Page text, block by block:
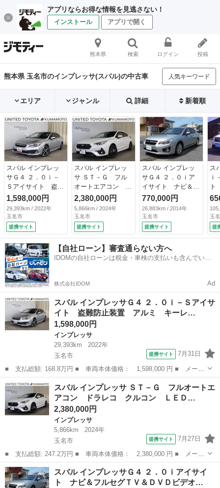
アプリならお得な情報を見逃さない！
インストール アプリで開く
熊本県 検索 ログイン 投稿
熊本県 玉名市のインプレッサ(スバル)の中古車 人気キーワード
エリア ジャンル 詳細 新着順
スバル インプレッ
サＧ４ ２．０ｉ－
Ｓアイサイト 盗難
防止装置 アルミ
キーレススタート
プリクラッシュセー
フティ アクセスキ
ー クルコン １オ
ーナー 電動シー
ト メモリーナビ
ＬＥＤヘッドライ
ト オートエアコ
ン 横滑り防止 Ｅ
ＴＣ ドラレコ
（検9.10）
1,598,000円
29,393km / 2022年
玉名市
提携サイト
スバル インプレッ
サ ＳＴ－Ｇ フル
オートエアコン ド
ラレコ クルコン
ＬＥＤヘッドライ
ト フルセグＴＶ
ワンオーナー スマ
ートキー ＥＴＣ
バックカメラ 横滑
り防止装置 衝突軽
減システム （検
2,380,000円
5,866km / 2024年
玉名市
提携サイト
スバル インプレッ
サＧ４ ２．０ｉア
イサイト ナビ＆フ
ルセグＴＶ＆ＤＶＤ
ビデオ＆Ｂｌｕｅｔ
ｏｏｔｈ＆ＣＤ＆バ
ックカメラ・４Ｗ
Ｄ・アイサイト付・
前後ドライブレコー
ダー・スマートキ
ー・車検令和９年１
770,000円
26,883km / 2014年
玉名市
提携サイト
ス
ト
ン
ダ
ト
フ
ト
玉
提
【自社ローン】審査通らない方へ
IDOMの自社ローンは税金・車検の支払いも含んでいる
株式会社IDOM Ad
スバル インプレッサＧ４ ２．０ｉ－Ｓアイサ
イト 盗難防止装置 アルミ キーレ…
1,598,000円
インプレッサ
29,393km
2022年
玉名市
提携サイト 7月31日
■ 支払総額: 168.8万円 ■ 車両本体価格： 1,598,000 円 ■ メーカ
ー名： スバル ■ 車種名： インプレッサＧ４ ■ グレード名：
２．０ｉ－Ｓアイサイト 盗難防止装置 アルミ キーレススター
ト プリク...
熊本 玉名市 インプレッサ
スバル インプレッサ ＳＴ－Ｇ フルオートエ
アコン ドラレコ クルコン ＬＥＤ…
2,380,000円
インプレッサ
5,866km
2024年
玉名市
提携サイト 7月27日
■ 支払総額: 247.2万円 ■ 車両本体価格： 2,380,000 円 ■ メーカ
ー名： スバル ■ 車種名： インプレッサ ■ グレード名： ＳＴ
－Ｇ フルオートエアコン ドラレコ クルコン ＬＥＤヘッドライ
ト フル...
熊本 玉名市 インプレッサ
スバル インプレッサＧ４ ２．０ｉアイサイ
ト ナビ＆フルセグＴＶ＆ＤＶＤビデオ…